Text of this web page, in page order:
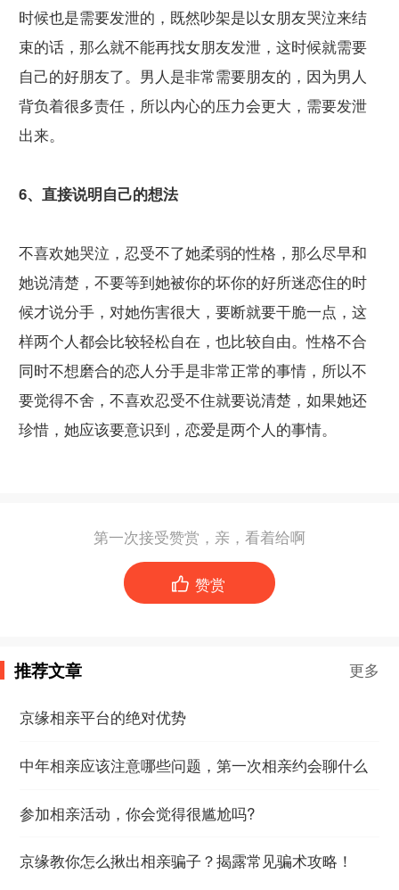
时候也是需要发泄的，既然吵架是以女朋友哭泣来结
束的话，那么就不能再找女朋友发泄，这时候就需要
自己的好朋友了。男人是非常需要朋友的，因为男人
背负着很多责任，所以内心的压力会更大，需要发泄
出来。
6、直接说明自己的想法
不喜欢她哭泣，忍受不了她柔弱的性格，那么尽早和
她说清楚，不要等到她被你的坏你的好所迷恋住的时
候才说分手，对她伤害很大，要断就要干脆一点，这
样两个人都会比较轻松自在，也比较自由。性格不合
同时不想磨合的恋人分手是非常正常的事情，所以不
要觉得不舍，不喜欢忍受不住就要说清楚，如果她还
珍惜，她应该要意识到，恋爱是两个人的事情。
第一次接受赞赏，亲，看着给啊
 赞赏
推荐文章 更多
京缘相亲平台的绝对优势
中年相亲应该注意哪些问题，第一次相亲约会聊什么
参加相亲活动，你会觉得很尴尬吗?
京缘教你怎么揪出相亲骗子？揭露常见骗术攻略！